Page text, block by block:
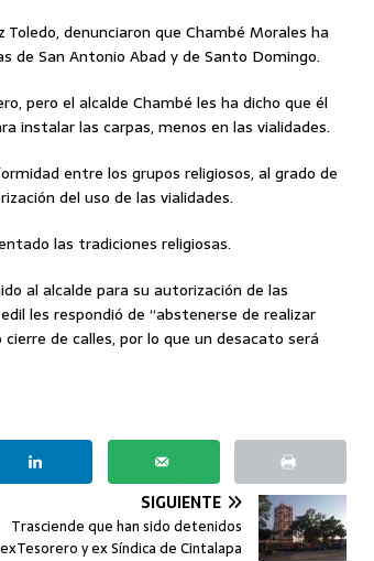
denunciaron que Chambé Morales ha
de San Antonio Abad y de Santo Domingo.
pero el alcalde Chambé les ha dicho que él
instalar las carpas, menos en las vialidades.
entre los grupos religiosos, al grado de
del uso de las vialidades.
las tradiciones religiosas.
al alcalde para su autorización de las
les respondió de “abstenerse de realizar
de calles, por lo que un desacato será
SIGUIENTE
Trasciende que han sido detenidos
exTesorero y ex Síndica de Cintalapa